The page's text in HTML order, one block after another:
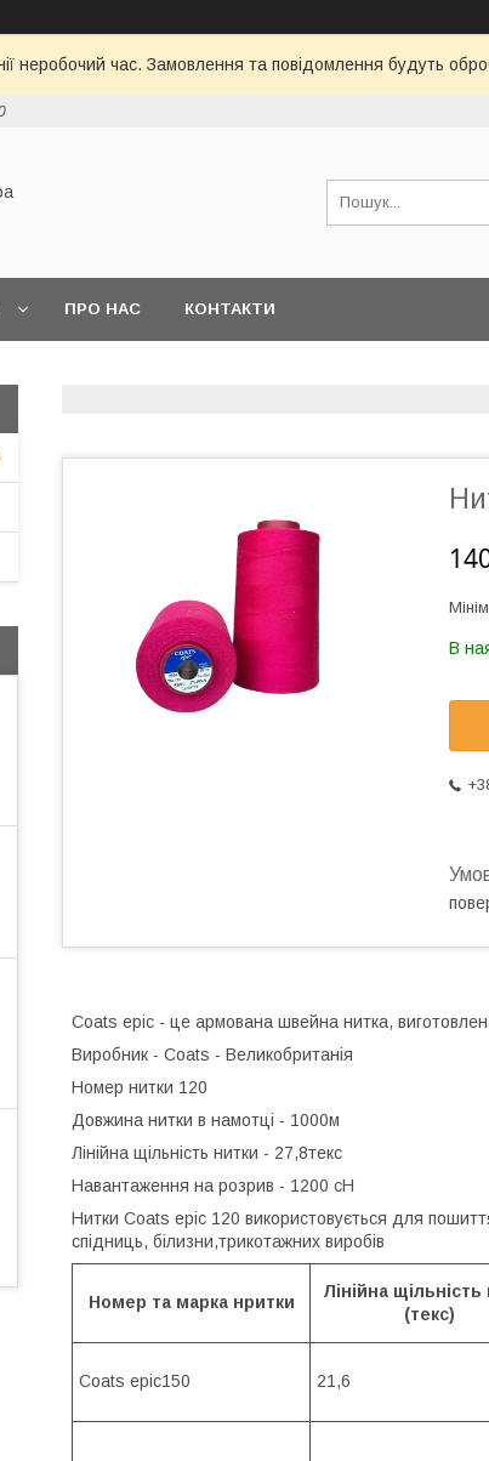
неробочий час. Замовлення та повідомлення будуть
ПРО НАС КОНТАКТИ
В
Coats epic - це армована швейна нитка,
Виробник - Coats - Великобританія
Номер нитки 120
Довжина нитки в намотці - 1000м
Лінійна щільність нитки - 27,8текс
Навантаження на розрив - 1200 сН
Нитки Сoats epic 120 використовується для
спідниць, білизни,трикотажних виробів
Номер та марка нритки
Лінійна щільність
(текс)
Coats epic150 21,6